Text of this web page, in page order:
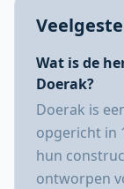
Wat is de
Doerak?
Doerak is
opgericht in
hun
ontworpen